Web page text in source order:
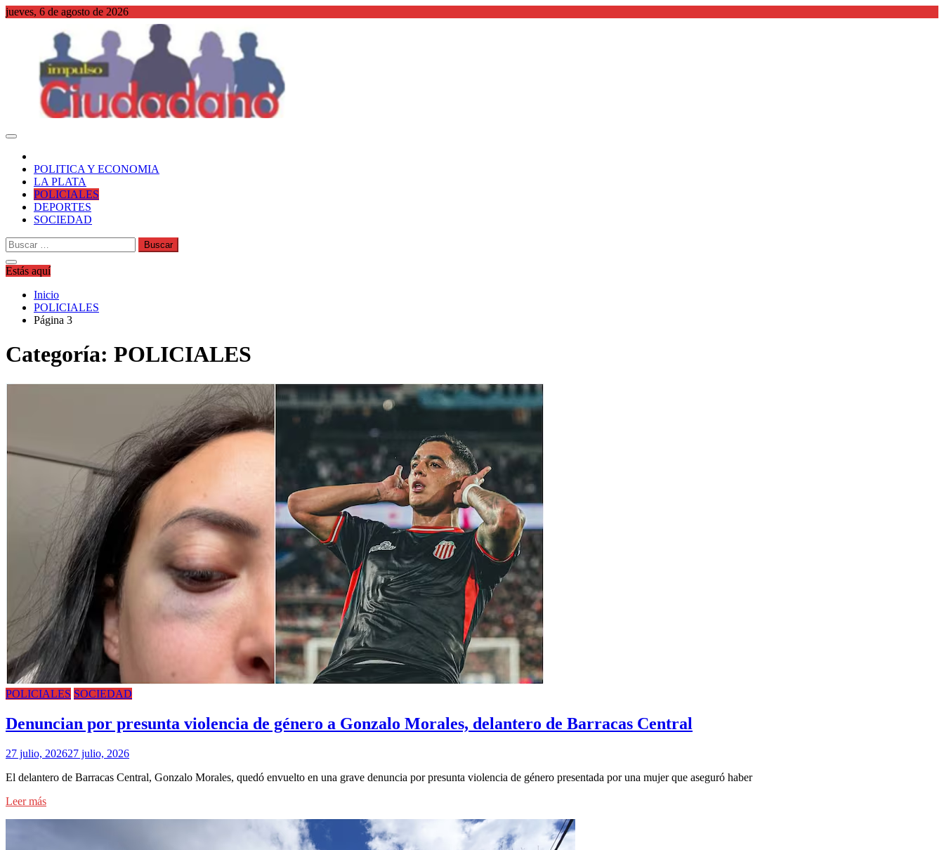
Saltar
jueves, 6 de agosto de 2026
POLITICA Y ECONOMIA
LA PLATA
POLICIALES
DEPORTES
SOCIEDAD
Buscar:
Estás aquí
Inicio
POLICIALES
Página 3
Categoría: POLICIALES
POLICIALES SOCIEDAD
Denuncian por presunta violencia de género a Gonzalo Morales, delantero de Barracas Central
27 julio, 202627 julio, 2026
El delantero de Barracas Central, Gonzalo Morales, quedó envuelto en una grave denuncia por presunta violencia de género presentada por una mujer que aseguró haber
Leer más